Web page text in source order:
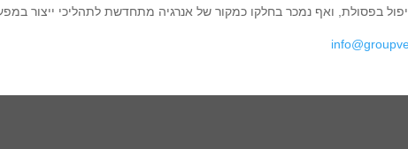
בפסולת, ואף נמכר בחלקו כמקור של אנרגיה מתחדשת לתהליכי ייצור